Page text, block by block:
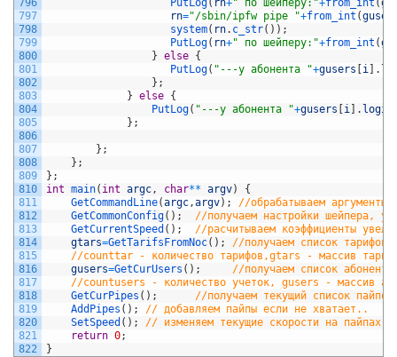
796
797
798
799
800
801
802
803
804
805
806
807
808
809
810
811
812
813
814
815
816
817
818
819
820
821
822
PutLog( rn+" по шейперу:"+from_int (
rn="/sbin/ipfw pipe "+from_int (
system( rn. c_str( ) ) ;
PutLog( rn+" по шейперу:"+from_int (
} else {
PutLog( "---у абонента "+gusers i .
} ;
} else {
PutLog( "---у абонента "+gusers i . login
} ;
} ;
} ;
} ;
int main( int argc, char** argv)
{
GetCommandLine(argc,argv) ;
//обрабатываем аргументы
GetCommonConfig( ) ;
//получаем настройки шейпера,
GetCurrentSpeed ( ) ;
//расчитываем коэффициенты
gtars=GetTarifsFromNoc( ) ;
//получаем список
//counttar - количество тарифов,gtars - массив
gusers=GetCurUsers ( ) ;
//получаем список
//countusers - количество учеток, gusers - массив
GetCurPipes ( ) ;
//получаем текущий список
AddPipes ( ) ;
// добавляем пайпы если не хватает..
SetSpeed ( ) ;
// изменяем текущие скорости на пайпах..
return 0;
}